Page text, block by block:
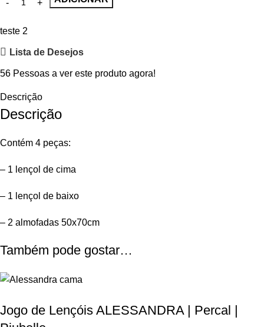
teste 2
Lista de Desejos
56 Pessoas a ver este produto agora!
Descrição
Descrição
Contém 4 peças:
– 1 lençol de cima
– 1 lençol de baixo
– 2 almofadas 50x70cm
Também pode gostar…
Jogo de Lençóis ALESSANDRA | Percal |